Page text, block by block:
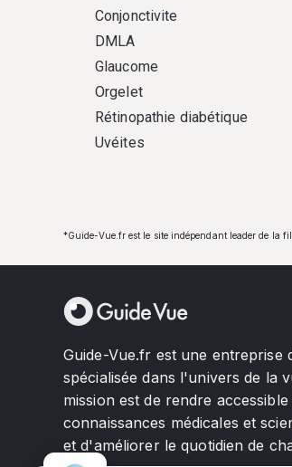
Conjonctivite
DMLA
Glaucome
Orgelet
Rétinopathie diabétique
Uvéites
*Guide-Vue.fr est le site indépendant leader de la
Guide-Vue.fr est une entreprise
spécialisée dans l'univers de la
mission est de rendre
connaissances médicales et
et d'améliorer le quotidien de